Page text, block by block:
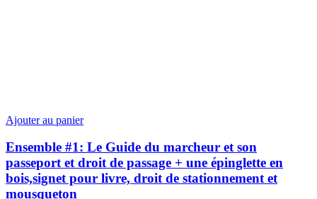
Ajouter au panier
Ensemble #1: Le Guide du marcheur et son
passeport et droit de passage + une épinglette en
bois,signet pour livre, droit de stationnement et
mousqueton